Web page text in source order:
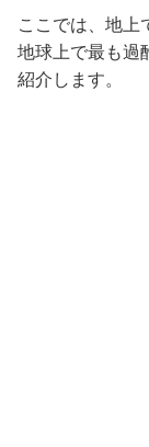
ここでは、地上
地球上で最も過
紹介します。